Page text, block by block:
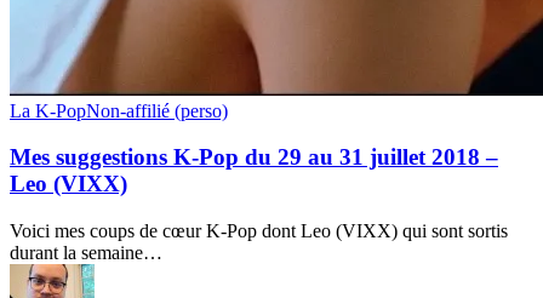
Mes
K-
Pop
du
au
31
juillet
La K-PopNon-affilié (perso)
Mes suggestions K-Pop du 29 au 31 juillet 2018 –
Leo (VIXX)
Voici mes coups de cœur K-Pop dont Leo (VIXX) qui sont sortis
durant la semaine…